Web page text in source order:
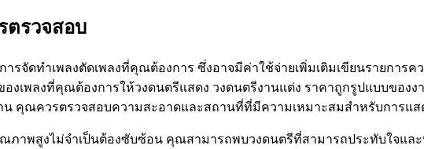
ตรวจสอบ
รจัดทำเพลงตัดเพลงที่คุณต้องการ ซึ่งอาจมีค่าใช้จ่ายเพิ่มเติมเขียนรายการ
เพลงที่คุณต้องการให้วงดนตรีแสดง วงดนตรีงานแต่ง ราคาถูกรูปแบบของ
คุณควรตรวจสอบความสะอาดและสถานที่ที่มีความเหมาะสมสำหรับการแสด
ภาพสูงไม่จำเป็นต้องซับซ้อน คุณสามารถพบวงดนตรีที่สามารถประทับใจแล